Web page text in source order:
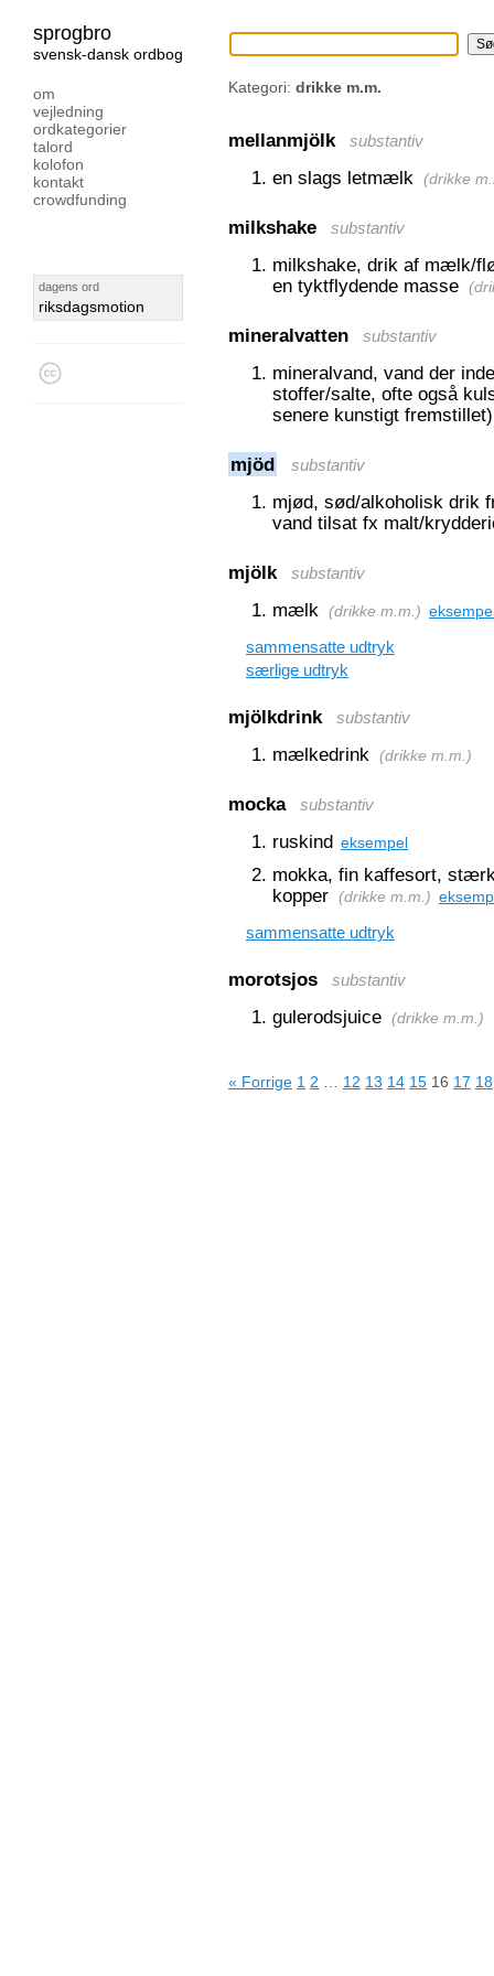
sprogbro
svensk-dansk ordbog
om
vejledning
ordkategorier
talord
kolofon
kontakt
crowdfunding
dagens ord
riksdagsmotion
Kategori: drikke m.m.
mellanmjölk substantiv
en slags letmælk (drikke
milkshake substantiv
milkshake, drik af mælk/
en tyktflydende masse (
mineralvatten substantiv
mineralvand, vand der
stoffer/salte, ofte også
senere kunstigt fremstillet)
mjöd substantiv
mjød, sød/alkoholisk drik
vand tilsat fx malt/
mjölk substantiv
mælk (drikke m.m. )
sammensatte udtryk
særlige udtryk
mjölkdrink substantiv
mælkedrink (drikke m.m. )
mocka substantiv
ruskind eksempel
mokka, fin kaffesort,
kopper (drikke m.m. )
sammensatte udtryk
morotsjos substantiv
gulerodsjuice (drikke m.m. )
« Forrige 1 2 12 13 14 15 16 17 18